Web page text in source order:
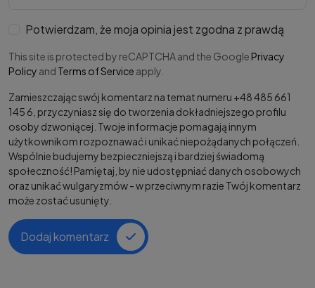
Potwierdzam, że moja opinia jest zgodna z prawdą
This site is protected by reCAPTCHA and the Google Privacy
Policy and Terms of Service apply.
Zamieszczając swój komentarz na temat numeru +48 485 661
145 6, przyczyniasz się do tworzenia dokładniejszego profilu
osoby dzwoniącej. Twoje informacje pomagają innym
użytkownikom rozpoznawać i unikać niepożądanych połączeń.
Wspólnie budujemy bezpieczniejszą i bardziej świadomą
społeczność! Pamiętaj, by nie udostępniać danych osobowych
oraz unikać wulgaryzmów - w przeciwnym razie Twój komentarz
może zostać usunięty.
Dodaj komentarz